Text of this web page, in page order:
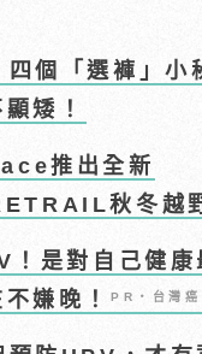
四個「選褲」小
矮！
推出全新
秋冬越
！是對自己健康
不嫌晚！PR・台灣癌